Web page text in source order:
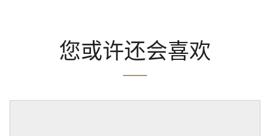
您或许还会喜欢